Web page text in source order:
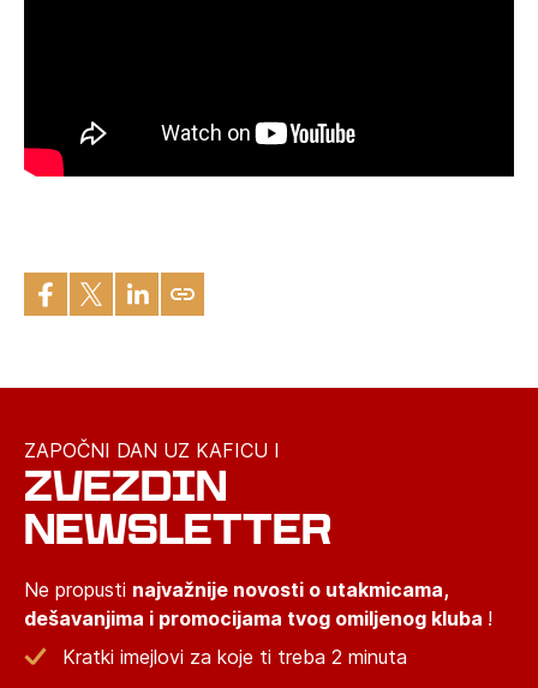
ZAPOČNI DAN UZ KAFICU I
ZVEZDIN
NEWSLETTER
Ne propusti najvažnije novosti o utakmicama,
dešavanjima i promocijama tvog omiljenog kluba !
Kratki imejlovi za koje ti treba 2 minuta